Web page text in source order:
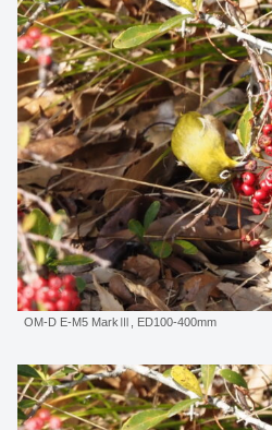
OM-D E-M5 MarkⅢ, ED100-400mm